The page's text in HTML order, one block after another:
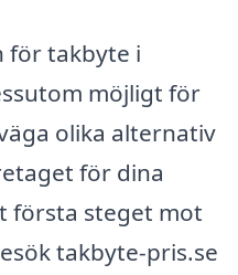
för takbyte i
möjligt för
olika alternativ
för dina
första steget mot
takbyte-pris.se